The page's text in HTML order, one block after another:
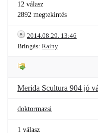
12 válasz
2892 megtekintés
2014.08.29. 13:46
Bringás: Rainy
Merida Scultura 904 jó
doktormazsi
1 válasz